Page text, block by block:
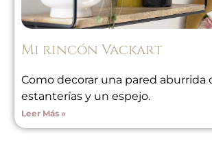
Mi rincón Vackart
Como decorar una pared aburrida
estanterías y un espejo.
Leer Más »